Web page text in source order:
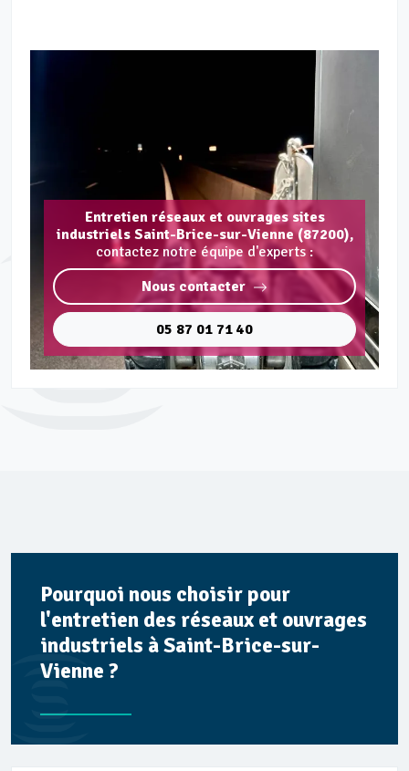
Entretien réseaux et ouvrages sites
industriels Saint-Brice-sur-Vienne (87200),
contactez notre équipe d'experts :
Nous contacter
05 87 01 71 40
Pourquoi nous choisir pour
l'entretien des réseaux et ouvrages
industriels à Saint-Brice-sur-
Vienne ?